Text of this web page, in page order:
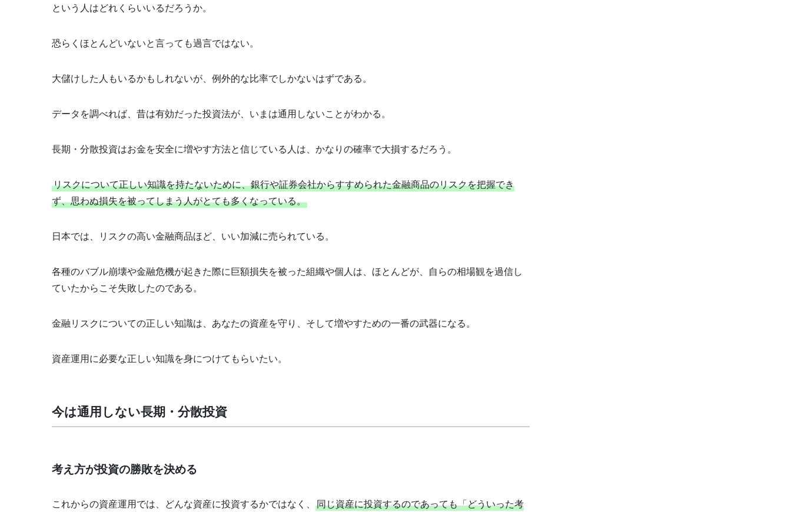
という人はどれくらいいるだろうか。
恐らくほとんどいないと言っても過言ではない。
大儲けした人もいるかもしれないが、例外的な比率でしかないはずである。
データを調べれば、昔は有効だった投資法が、いまは通用しないことがわかる。
長期・分散投資はお金を安全に増やす方法と信じている人は、かなりの確率で大損するだろう。
リスクについて正しい知識を持たないために、銀行や証券会社からすすめられた金融商品のリスクを把握でき
ず、思わぬ損失を被ってしまう人がとても多くなっている。
日本では、リスクの高い金融商品ほど、いい加減に売られている。
各種のバブル崩壊や金融危機が起きた際に巨額損失を被った組織や個人は、ほとんどが、自らの相場観を過信し
ていたからこそ失敗したのである。
金融リスクについての正しい知識は、あなたの資産を守り、そして増やすための一番の武器になる。
資産運用に必要な正しい知識を身につけてもらいたい。
今は通用しない長期・分散投資
考え方が投資の勝敗を決める
これからの資産運用では、どんな資産に投資するかではなく、 同じ資産に投資するのであっても「どういった考